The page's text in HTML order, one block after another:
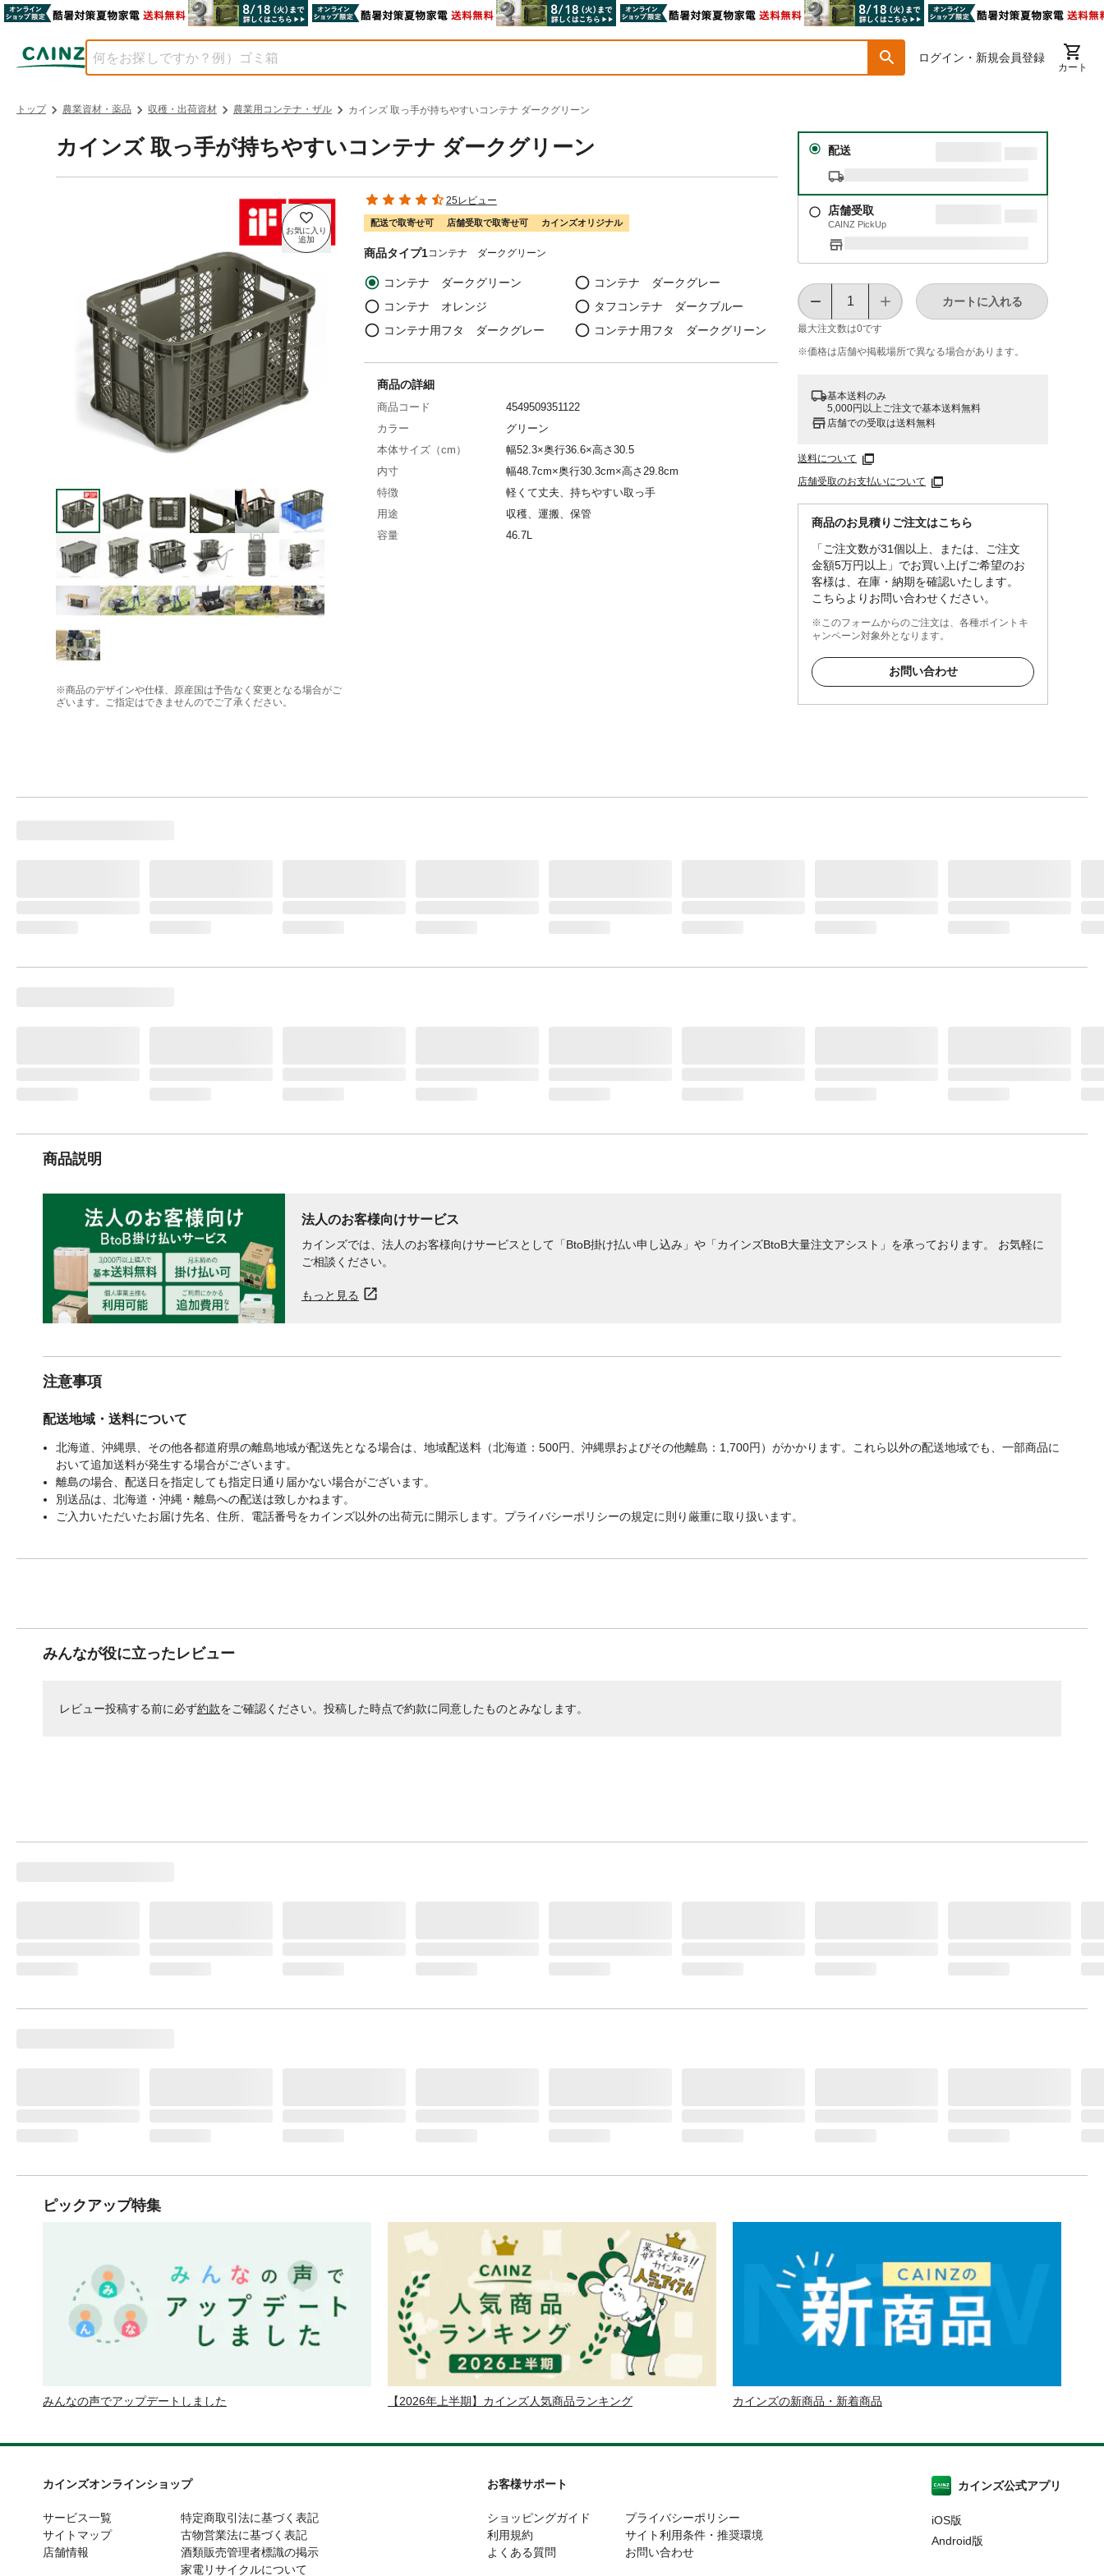
ログイン・新規会員登録
カート
トップ 農業資材・薬品 収穫・出荷資材 農業用コンテナ・ザル カインズ 取っ手が持ちやすいコンテナ ダークグリーン
カインズ 取っ手が持ちやすいコンテナ ダークグリーン
※商品のデザインや仕様、原産国は予告なく変更となる場合がご
ざいます。ご指定はできませんのでご了承ください。
25レビュー
配送で取寄せ可 店舗受取で取寄せ可 カインズオリジナル
商品タイプ1コンテナ ダークグリーン
コンテナ ダークグリーン
コンテナ ダークグレー
コンテナ オレンジ
タフコンテナ ダークブルー
コンテナ用フタ ダークグレー
コンテナ用フタ ダークグリーン
配送
店舗受取
CAINZ PickUp
最大注文数は0です
カートに入れる
※価格は​店舗や​掲載場所で​異なる​場合が​あります。
基本送料のみ
5,000円以上ご注文で基本送料無料
店舗での受取は送料無料
送料について
店舗受取のお支払いについて
商品のお見積りご注文はこちら
「ご注文数が31個以上、または、ご注文
金額5万円以上」でお買い上げご希望のお
客様は、在庫・納期を確認いたします。
こちらよりお問い合わせください。
※このフォームからのご注文は、各種ポイントキ
ャンペーン対象外となります。
お問い合わせ
商品の詳細
商品コード
4549509351122
カラー
グリーン
本体サイズ（cm）
幅52.3×奥行36.6×高さ30.5
内寸
幅48.7cm×奥行30.3cm×高さ29.8cm
特徴
軽くて丈夫、持ちやすい取っ手
用途
収穫、運搬、保管
容量
46.7L
商品説明
法人のお客様向けサービス
カインズでは、法人のお客様向けサービスとして「BtoB掛け払い申し込み」や「カインズBtoB大量注文アシスト」を承っております。 お気軽に
ご相談ください。
もっと見る
注意事項
配送地域・送料について
北海道、沖縄県、その他各都道府県の離島地域が配送先となる場合は、地域配送料（北海道：500円、沖縄県およびその他離島：1,700円）がかかります。これら以外の配送地域でも、一部商品に
おいて追加送料が発生する場合がございます。
離島の場合、配送日を指定しても指定日通り届かない場合がございます。
別送品は、北海道・沖縄・離島への配送は致しかねます。
ご入力いただいたお届け先名、住所、電話番号をカインズ以外の出荷元に開示します。プライバシーポリシーの規定に則り厳重に取り扱います。
みんなが役に立ったレビュー
レビュー投稿する前に必ず約款をご確認ください。投稿した時点で約款に同意したものとみなします。
ピックアップ特集
みんなの声でアップデートしました 【2026年上半期】カインズ人気商品ランキング カインズの新商品・新着商品
カインズオンラインショップ
サービス一覧
サイトマップ
店舗情報
特定商取引法に基づく表記
古物営業法に基づく表記
酒類販売管理者標識の掲示
家電リサイクルについて
お客様サポート
ショッピングガイド
利用規約
よくある質問
プライバシーポリシー
サイト利用条件・推奨環境
お問い合わせ
カインズ公式アプリ
iOS版
Android版